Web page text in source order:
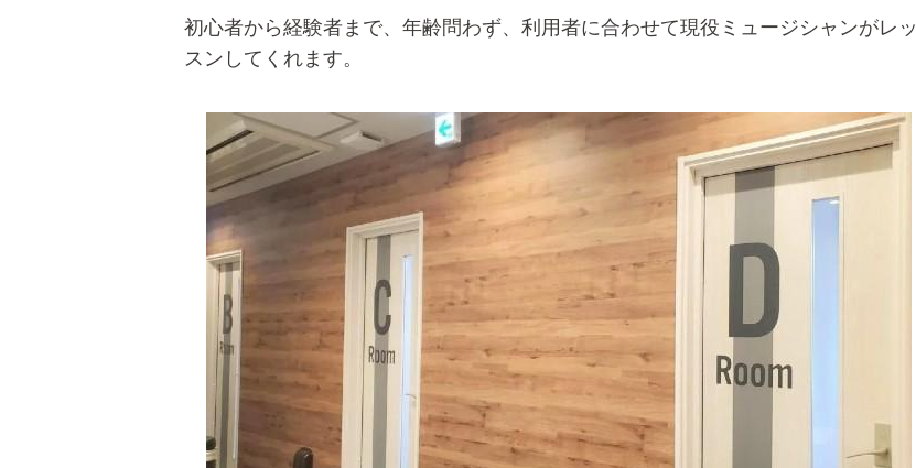
初心者から経験者まで、年齢問わず、利用者に合わせて現役ミュージシャンがレッ
スンしてくれます。